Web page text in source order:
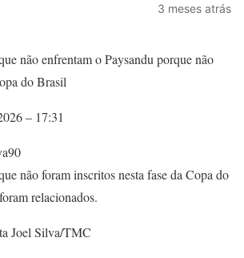
3 meses atrás
não enfrentam o Paysandu porque não
do Brasil
– 17:31
não foram inscritos nesta fase da Copa do
relacionados.
Joel Silva/TMC